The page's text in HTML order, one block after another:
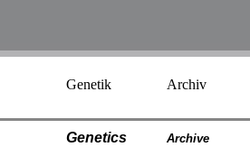
Genetik Archiv
Genetics Archive